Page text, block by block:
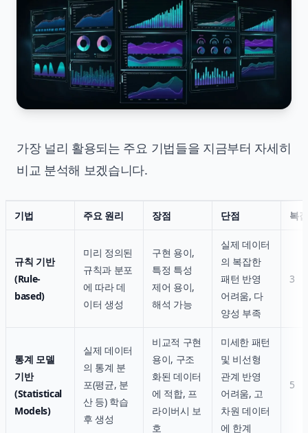
가장 널리 활용되는 주요 기법들을 지금부터 자세히
비교 분석해 보겠습니다.
기법 주요 원리 장점 단점 복
규칙 기반
(Rule-
based)
미리 정의된
규칙과 분포
에 따라 데
이터 생성
구현 용이,
특정 특성
제어 용이,
해석 가능
실제 데이터
의 복잡한
패턴 반영
어려움, 다
양성 부족
3
통계 모델
기반
(Statistical
Models)
실제 데이터
의 통계 분
포(평균, 분
산 등) 학습
후 생성
비교적 구현
용이, 구조
화된 데이터
에 적합, 프
라이버시 보
호
미세한 패턴
및 비선형
관계 반영
어려움, 고
차원 데이터
에 한계
5